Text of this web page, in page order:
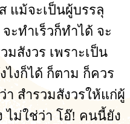
แม้จะเป็นผู้บรรลุ
ะทำเร็วก็ทำได้ จะ
สังวร เพราะเป็น
ไงก็ได้ ก็ตาม ก็ควร
สำรวมสังวรให้แก่ผู้
ไม่ใช่ว่า โอ๊! คนนี้ยัง